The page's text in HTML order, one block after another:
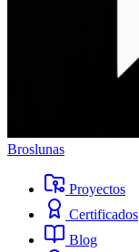
Broslunas
Proyectos
Certificados
Blog